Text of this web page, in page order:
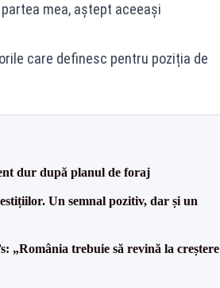
mea, aștept aceeași
care definesc pentru poziția de
dur după planul de foraj
Un semnal pozitiv, dar și un
„România trebuie să revină la creștere